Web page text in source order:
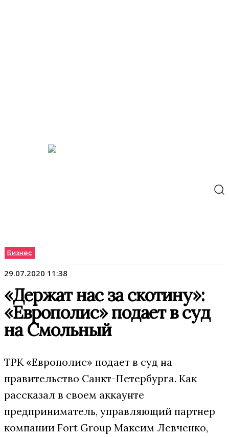
Бизнес
29.07.2020 11:38
«Держат нас за скотину»:
«Европолис» подает в суд
на Смольный
ТРК «Европолис» подает в суд на
правительство Санкт-Петербурга. Как
рассказал в своем аккаунте
предприниматель, управляющий партнер
компании Fort Group Максим Левченко,